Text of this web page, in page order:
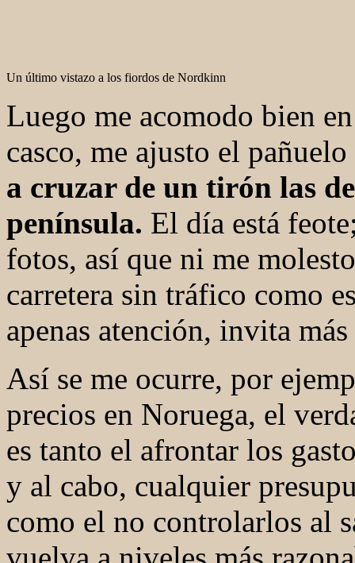
Un último vistazo a los fiordos de Nordkinn
Luego me acomodo bien
casco, me ajusto el
a cruzar de un tirón las
península. El día está
fotos, así que ni me
carretera sin tráfico como
apenas atención, invita
Así se me ocurre, por
precios en Noruega, el
es tanto el afrontar los
y al cabo, cualquier
como el no controlarlos al